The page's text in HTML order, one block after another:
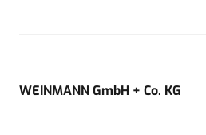
WEINMANN GmbH + Co. KG